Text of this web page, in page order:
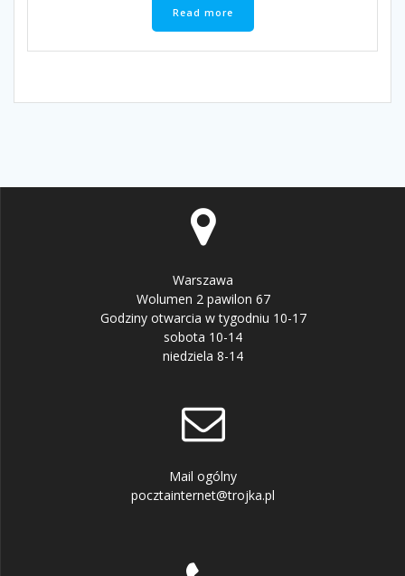
Read more
Warszawa
Wolumen 2 pawilon 67
Godziny otwarcia w tygodniu 10-17
sobota 10-14
niedziela 8-14
Mail ogólny
pocztainternet@trojka.pl